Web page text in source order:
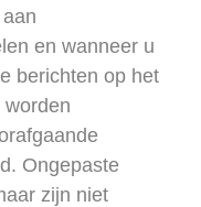
en wanneer u
berichten op het
Ongepaste
zijn niet